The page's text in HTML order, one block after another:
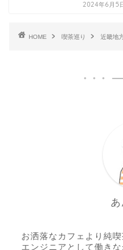
2024年6月5
HOME 喫茶巡り 近畿地
お洒落なカフェより純
エンジニアとして働き